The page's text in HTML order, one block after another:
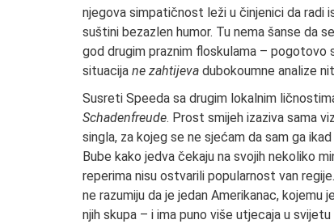
njegova simpatičnost leži u činjenici da radi
suštini bezazlen humor. Tu nema šanse da
god drugim praznim floskulama – pogotovo
situacija ne zahtijeva dubokoumne analize
Susreti Speeda sa drugim lokalnim
Schadenfreude. Prost smijeh izaziva sama
singla, za kojeg se ne sjećam da sam ga
Bube kako jedva čekaju na svojih nekoliko
reperima nisu ostvarili popularnost van
ne razumiju da je jedan Amerikanac, kojemu
njih skupa – i ima puno više utjecaja u